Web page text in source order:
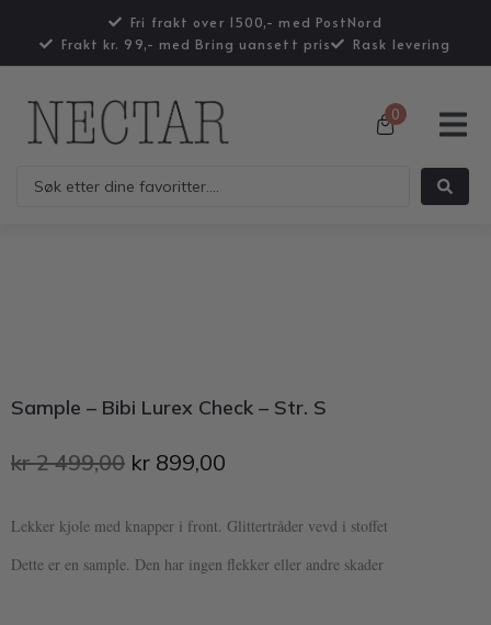
Fri frakt over 1500,- med PostNord
Frakt kr. 99,- med Bring uansett pris
Rask levering
0
Sample – Bibi Lurex Check – Str. S
kr2 499,00 kr 899,00
Lekker kjole med knapper i front. Glittertråder vevd i stoffet
Dette er en sample. Den har ingen flekker eller andre skader